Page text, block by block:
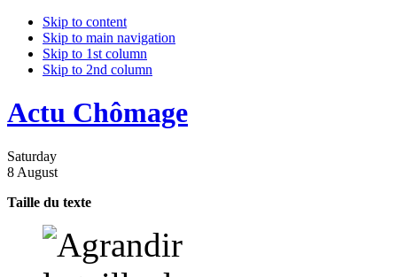
Skip to content
Skip to main navigation
Skip to 1st column
Skip to 2nd column
Actu Chômage
Saturday
8 August
Taille du texte